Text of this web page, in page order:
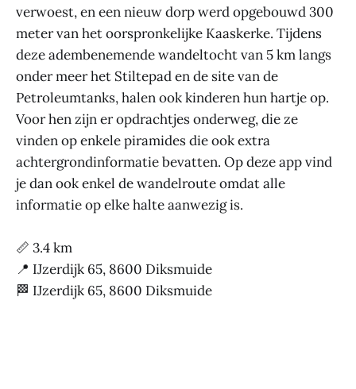
verwoest, en een nieuw dorp werd opgebouwd 300
meter van het oorspronkelijke Kaaskerke. Tijdens
deze adembenemende wandeltocht van 5 km langs
onder meer het Stiltepad en de site van de
Petroleumtanks, halen ook kinderen hun hartje op.
Voor hen zijn er opdrachtjes onderweg, die ze
vinden op enkele piramides die ook extra
achtergrondinformatie bevatten. Op deze app vind
je dan ook enkel de wandelroute omdat alle
informatie op elke halte aanwezig is.
📏 3.4 km
📍 IJzerdijk 65, 8600 Diksmuide
🏁 IJzerdijk 65, 8600 Diksmuide